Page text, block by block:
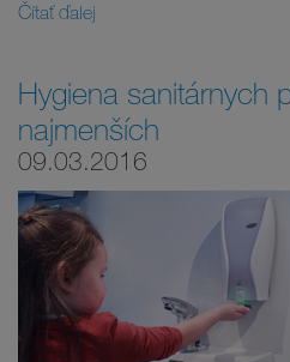
Čítať ďalej
Hygiena sanitárnych
najmenších
09.03.2016